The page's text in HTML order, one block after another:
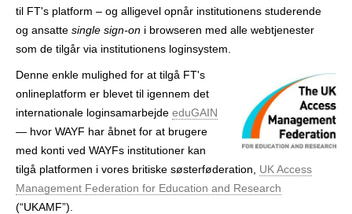
til FT's platform – og alligevel opnår institutionens studerende
og ansatte single sign-on i browseren med alle webtjenester
som de tilgår via institutionens login­system.
Denne enkle mulighed for at tilgå FT's
online­platform er blevet til igennem det
internationale login­samarbejde eduGAIN
— hvor WAYF har åbnet for at brugere
med konti ved WAYFs institutioner kan
tilgå platformen i vores britiske søster­føderation, UK Access
Management Federation for Education and Research
(“UKAMF”).